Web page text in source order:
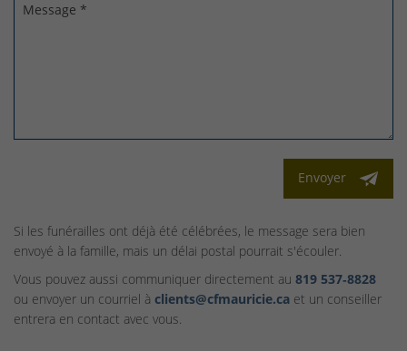
Message *
Envoyer
Si les funérailles ont déjà été célébrées, le message sera bien
envoyé à la famille, mais un délai postal pourrait s'écouler.
Vous pouvez aussi communiquer directement au 819 537‑8828
ou envoyer un courriel à clients@cfmauricie.ca et un conseiller
entrera en contact avec vous.